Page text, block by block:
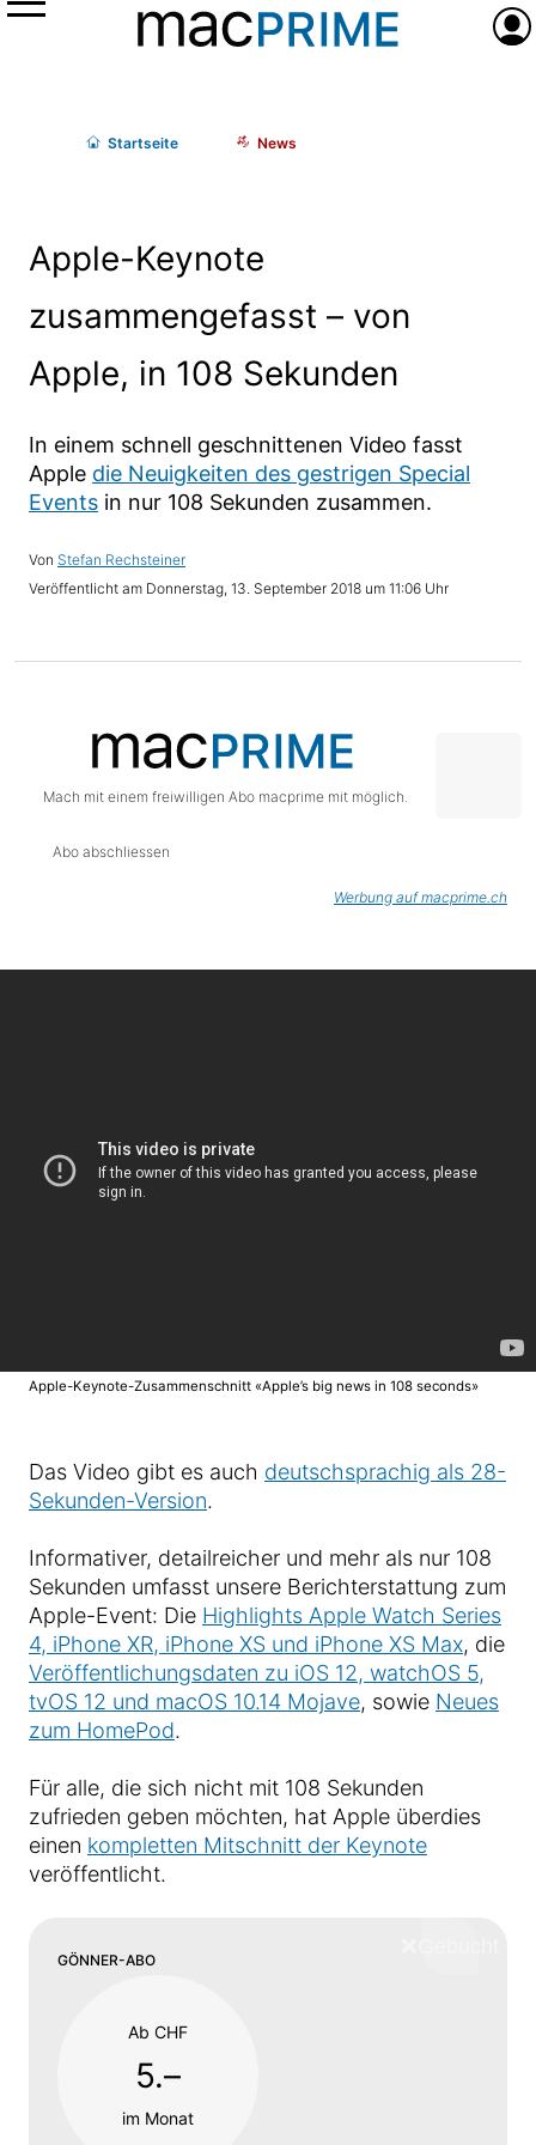
Menü
Startseite News
Apple-Keynote
zusammengefasst – von
Apple, in 108 Sekunden
In einem schnell geschnittenen Video fasst
Apple die Neuigkeiten des gestrigen Special
Events in nur 108 Sekunden zusammen.
Stefan Rechsteiner
Donnerstag, 13. September 2018 um 11:06 Uhr
Mach mit einem freiwilligen Abo macprime mit möglich.
Abo abschliessen
Werbung auf macprime.ch
Apple-Keynote-Zusammenschnitt «Apple’s big news in 108 seconds»
Das Video gibt es auch deutschsprachig als 28-
Sekunden-Version.
Informativer, detailreicher und mehr als nur 108
Sekunden umfasst unsere Berichterstattung zum
Apple-Event: Die Highlights Apple Watch Series
4, iPhone XR, iPhone XS und iPhone XS Max, die
Veröffentlichungsdaten zu iOS 12, watchOS 5,
tvOS 12 und macOS 10.14 Mojave, sowie Neues
zum HomePod.
Für alle, die sich nicht mit 108 Sekunden
zufrieden geben möchten, hat Apple überdies
einen kompletten Mitschnitt der Keynote
veröffentlicht.
GÖNNER-ABO
Ab CHF
5.–
im Monat